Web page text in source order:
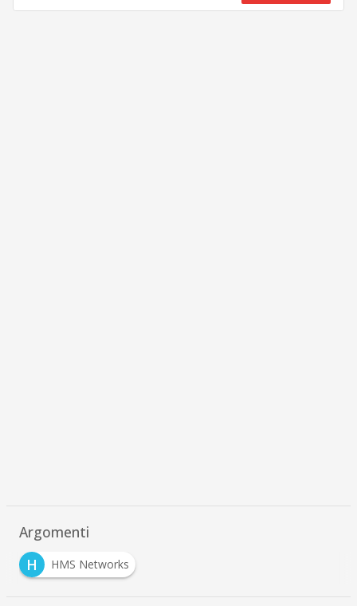
Argomenti
H
HMS Networks